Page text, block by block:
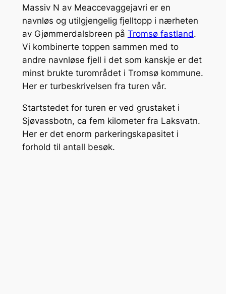
Massiv N av Meaccevaggejavri er en
navnløs og utilgjengelig fjelltopp i nærheten
av Gjømmerdalsbreen på Tromsø fastland.
Vi kombinerte toppen sammen med to
andre navnløse fjell i det som kanskje er det
minst brukte turområdet i Tromsø kommune.
Her er turbeskrivelsen fra turen vår.
Startstedet for turen er ved grustaket i
Sjøvassbotn, ca fem kilometer fra Laksvatn.
Her er det enorm parkeringskapasitet i
forhold til antall besøk.